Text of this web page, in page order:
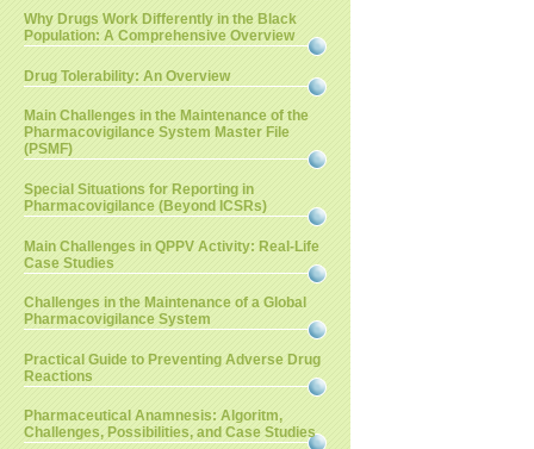
Why Drugs Work Differently in the Black
Population: A Comprehensive Overview
Drug Tolerability: An Overview
Main Challenges in the Maintenance of the
Pharmacovigilance System Master File
(PSMF)
Special Situations for Reporting in
Pharmacovigilance (Beyond ICSRs)
Main Challenges in QPPV Activity: Real-Life
Case Studies
Challenges in the Maintenance of a Global
Pharmacovigilance System
Practical Guide to Preventing Adverse Drug
Reactions
Pharmaceutical Anamnesis: Algoritm,
Challenges, Possibilities, and Case Studies